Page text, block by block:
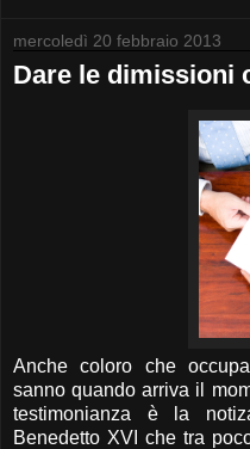
mercoledì 20 febbraio 2013
Dare le dimissioni
Anche coloro che
sanno quando arriva il
testimonianza è la
Benedetto XVI che tra